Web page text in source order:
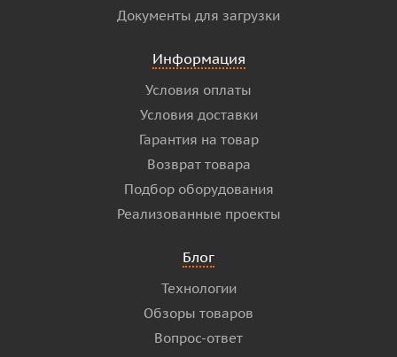
Документы для загрузки
Информация
Условия оплаты
Условия доставки
Гарантия на товар
Возврат товара
Подбор оборудования
Реализованные проекты
Блог
Технологии
Обзоры товаров
Вопрос-ответ